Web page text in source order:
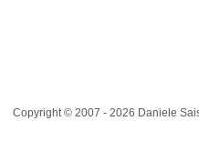
Copyright © 2007 - 2026 Daniele